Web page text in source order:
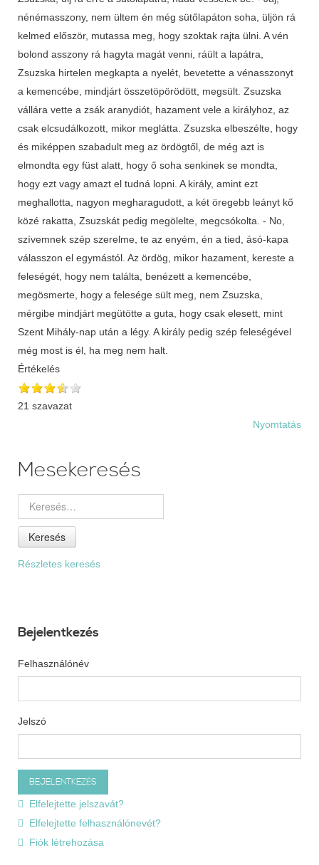
Értékelés
21 szavazat
Nyomtatás
Mesekeresés
Keresés
Részletes keresés
Bejelentkezés
Felhasználónév
Jelszó
Elfelejtette jelszavát?
Elfelejtette felhasználónevét?
Fiók létrehozása